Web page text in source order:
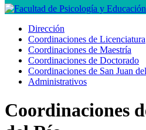
Dirección
Coordinaciones de Licenciatura
Coordinaciones de Maestría
Coordinaciones de Doctorado
Coordinaciones de San Juan
Administrativos
Coordinaciones